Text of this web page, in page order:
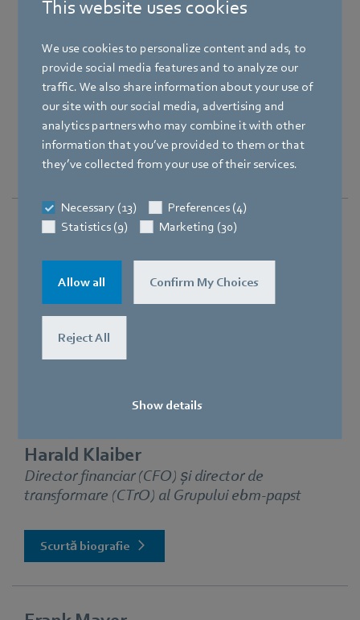
This website uses cookies
We use cookies to personalize content and ads, to
provide social media features and to analyze our
traffic. We also share information about your use of
our site with our social media, advertising and
analytics partners who may combine it with other
information that you’ve provided to them or that
they’ve collected from your use of their services.
Necessary (13)
Preferences (4)
Statistics (9)
Marketing (30)
Allow all Confirm My Choices
Reject All
Show details
Harald Klaiber
Director financiar (CFO) și director de
transformare (CTrO) al Grupului ebm‑papst
Scurtă biografie